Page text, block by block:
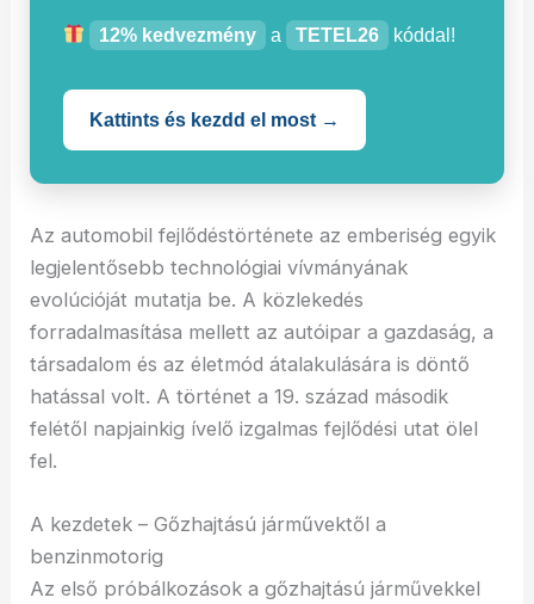
12% kedvezmény a TETEL26 kóddal!
Kattints és kezdd el most →
Az automobil fejlődéstörténete az emberiség egyik
legjelentősebb technológiai vívmányának
evolúcióját mutatja be. A közlekedés
forradalmasítása mellett az autóipar a gazdaság, a
társadalom és az életmód átalakulására is döntő
hatással volt. A történet a 19. század második
felétől napjainkig ívelő izgalmas fejlődési utat ölel
fel.
A kezdetek – Gőzhajtású járművektől a
benzinmotorig
Az első próbálkozások a gőzhajtású járművekkel